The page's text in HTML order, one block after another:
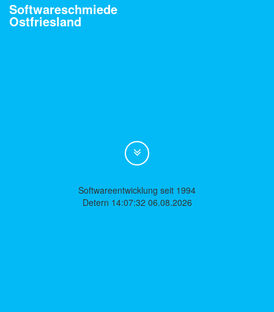
Softwareschmiede
Ostfriesland
Softwareentwicklung seit 1994
Detern 14:07:32 06.08.2026